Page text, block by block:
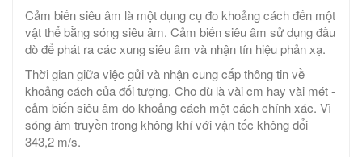
Cảm biến siêu âm là một dụng cụ đo khoảng cách đến một
vật thể bằng sóng siêu âm. Cảm biến siêu âm sử dụng đầu
dò để phát ra các xung siêu âm và nhận tín hiệu phản xạ.
Thời gian giữa việc gửi và nhận cung cấp thông tin về
khoảng cách của đối tượng. Cho dù là vài cm hay vài mét -
cảm biến siêu âm đo khoảng cách một cách chính xác. Vì
sóng âm truyền trong không khí với vận tốc không đổi
343,2 m/s.